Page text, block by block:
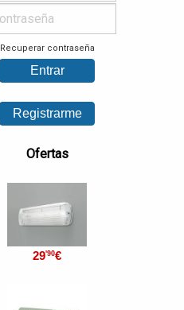
Recuperar contraseña
Ofertas
29'90€